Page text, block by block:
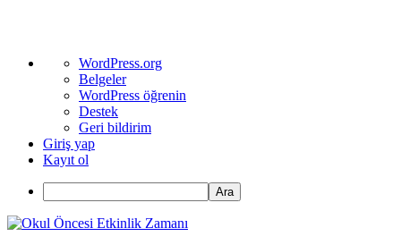
WordPress
hakkında
WordPress.org
Belgeler
WordPress öğrenin
Destek
Geri bildirim
Giriş yap
Kayıt ol
Ara